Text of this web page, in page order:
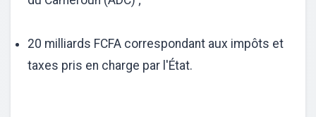
20 milliards FCFA correspondant aux impôts et
taxes pris en charge par l'État.